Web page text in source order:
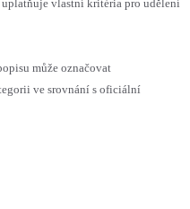
vlastní kritéria pro udělení
může označovat
ve srovnání s oficiální